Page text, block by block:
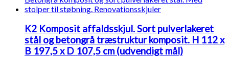
K2 Komposit affaldsskjul. Sort pulverlakeret
stål og betongrå træstruktur komposit. H 112 x
B 197,5 x D 107,5 cm (udvendigt mål)